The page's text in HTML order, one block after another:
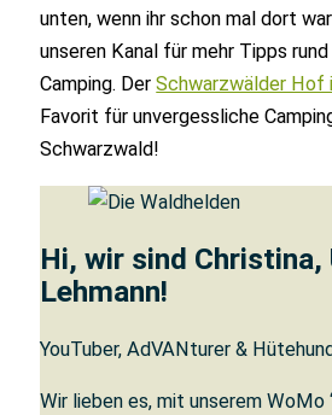
unten, wenn ihr schon mal dort
unseren Kanal für mehr Tipps
Camping. DerSchwarzwälder Hof
Favorit für unvergessliche
Schwarzwald!
Hi, wir sind Christina,
Lehmann!
YouTuber, AdVANturer &
Wir lieben es, mit unserem WoMo